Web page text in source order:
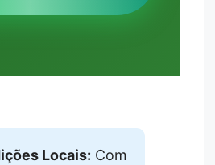
Locais: Com